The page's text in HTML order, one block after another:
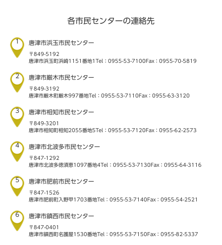
各市民センターの連絡先
1 唐津市浜玉市民センター
〒849-5192
唐津市浜玉町浜崎1151番地1 Tel：0955-53-7100 Fax：0955-70-5819
2 唐津市厳木市民センター
〒849-3192
唐津市厳木町厳木997番地Tel：0955-53-7110 Fax：0955-63-3120
3 唐津市相知市民センター
〒849-3201
唐津市相知町相知2055番地5Tel：0955-53-7120 Fax：0955-62-2573
4 唐津市北波多市民センター
〒847-1292
唐津市北波多徳須恵1097番地4Tel：0955-53-7130 Fax：0955-64-3116
5 唐津市肥前市民センター
〒847-1526
唐津市肥前町入野甲1703番地Tel：0955-53-7140 Fax：0955-54-2521
6 唐津市鎮西市民センター
〒847-0401
唐津市鎮西町名護屋1530番地Tel：0955-53-7150 Fax：0955-82-5337